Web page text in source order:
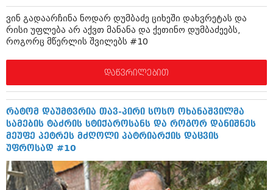
იანვარი 2016 (206)
დეკემბერი 2015 (207)
ნოემბერი 2015 (264)
ოქტომბერი 2015 (204)
აგვისტო 2015 (286)
ივნისი 2015 (261)
აპრილი 2015 (208)
მარტი 2015 (365)
თებერვალი 2015 (286)
იანვარი 2015 (247)
დეკემბერი 2014 (342)
ნოემბერი 2014 (290)
ვინ გადაარჩინა ნოდარ დუმბაძე ციხეში დახვრეტას და
რისი უფლება არ აქვთ მანანა და ქეთინო დუმბაძეებს,
როგორც მწერლის შვილებს #10
დაწვრილებით
რატომ დაუმტვრია თავ-პირი სოსო ოხანაშვილმა
სამების ტაძრის სტიქაროსანს და როგორ დანიშნეს
მეუფე პეტრეს მძღოლი პატრიარქის დაცვის
უფროსად #10